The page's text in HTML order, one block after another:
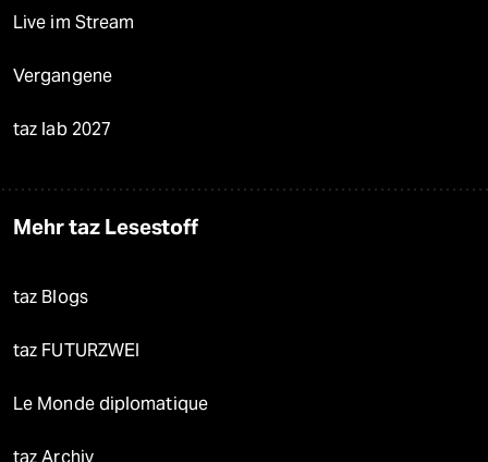
Live im Stream
Vergangene
taz lab 2027
Mehr taz Lesestoff
taz Blogs
taz FUTURZWEI
Le Monde diplomatique
taz Archiv